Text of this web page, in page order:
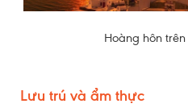
Hoàng hôn
Lưu trú và ẩm thực